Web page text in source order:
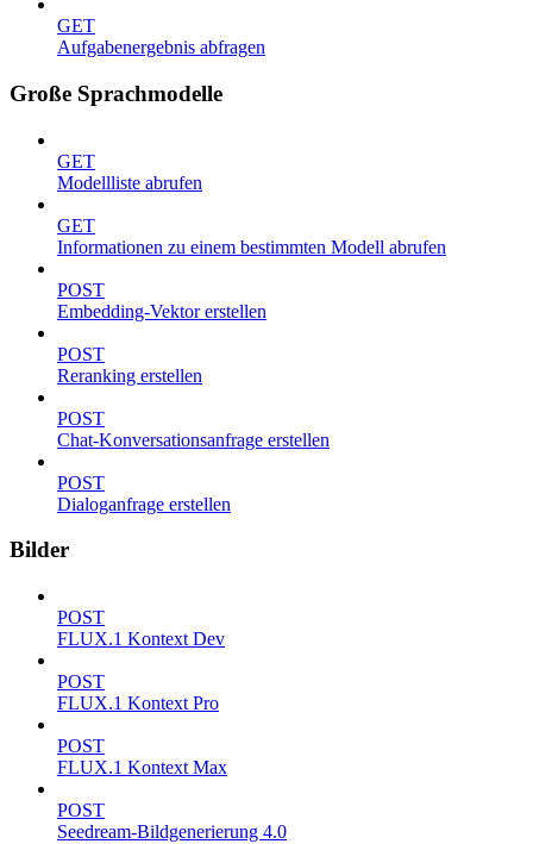
GET
Aufgabenergebnis abfragen
Große Sprachmodelle
GET
Modellliste abrufen
GET
Informationen zu einem bestimmten Modell abrufen
POST
Embedding-Vektor erstellen
POST
Reranking erstellen
POST
Chat-Konversationsanfrage erstellen
POST
Dialoganfrage erstellen
Bilder
POST
FLUX.1 Kontext Dev
POST
FLUX.1 Kontext Pro
POST
FLUX.1 Kontext Max
POST
Seedream-Bildgenerierung 4.0